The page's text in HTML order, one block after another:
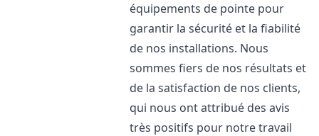
équipements de pointe pour
garantir la sécurité et la fiabilité
de nos installations. Nous
sommes fiers de nos résultats et
de la satisfaction de nos clients,
qui nous ont attribué des avis
très positifs pour notre travail